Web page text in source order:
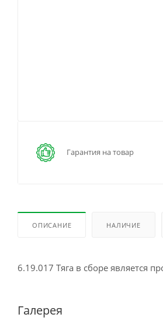
Гарантия на товар
ОПИСАНИЕ НАЛИЧИЕ
6.19.017 Тяга в сборе является
Галерея